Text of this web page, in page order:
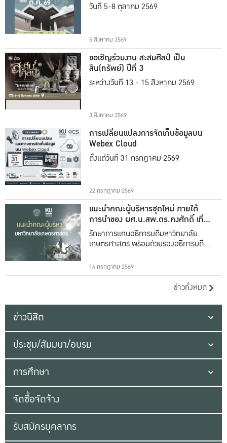
วันที่ 5-8 ตุลาคม 2569
5 สิงหาคม 2569
ขอเชิญร่วมงาน สะสมศิลป์ เป็น
สิน(ทรัพย์) ปีที่ 3
ระหว่างวันที่ 13 - 15 สิงหาคม 2569
3 สิงหาคม 2569
การเปลี่ยนแปลงการจัดเก็บข้อมูลบน
Webex Cloud
ตั้งแต่วันที่ 31 กรกฎาคม 2569
22 กรกฎาคม 2569
แนะนำคณะผู้บริหารชุดใหม่ ภายใต้
การนำของ ผศ.น.สพ.ดร.คงศักดิ์ เที่ยง
ธรรม
รักษาการแทนอธิการบดีมหาวิทยาลัย
เกษตรศาสตร์ พร้อมด้วยรองอธิการบดีทั้ง
14 กรกฎาคม 2569
ข่าวทั้งหมด
ข่าวนิสิต
ประชุม/สัมมนา/อบรม
การศึกษา
จัดซื้อจัดจ้าง
รับสมัครบุคลากร